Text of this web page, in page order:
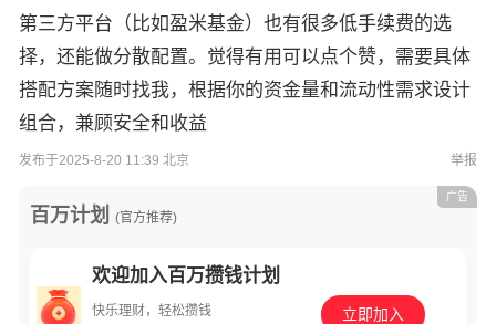
第三方平台（比如盈米基金）也有很多低手续费的选
择，还能做分散配置。觉得有用可以点个赞，需要具体
搭配方案随时找我，根据你的资金量和流动性需求设计
组合，兼顾安全和收益
发布于2025-8-20 11:39 北京 举报
百万计划 (官方推荐)
欢迎加入百万攒钱计划
快乐理财，轻松攒钱 立即加入
广告